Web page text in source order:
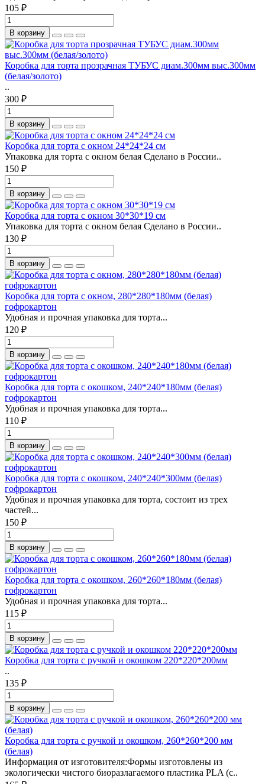
105 ₽
В корзину
Коробка для торта прозрачная ТУБУС диам.300мм выс.300мм
(белая/золото)
..
300 ₽
В корзину
Коробка для торта с окном 24*24*24 cм
Упаковка для торта с окном белая Сделано в России..
150 ₽
В корзину
Коробка для торта с окном 30*30*19 cм
Упаковка для торта с окном белая Сделано в России..
130 ₽
В корзину
Коробка для торта с окном, 280*280*180мм (белая)
гофрокартон
Удобная и прочная упаковка для торта...
120 ₽
В корзину
Коробка для торта с окошком, 240*240*180мм (белая)
гофрокартон
Удобная и прочная упаковка для торта...
110 ₽
В корзину
Коробка для торта с окошком, 240*240*300мм (белая)
гофрокартон
Удобная и прочная упаковка для торта, состоит из трех
частей...
150 ₽
В корзину
Коробка для торта с окошком, 260*260*180мм (белая)
гофрокартон
Удобная и прочная упаковка для торта...
115 ₽
В корзину
Коробка для торта с ручкой и окошком 220*220*200мм
..
135 ₽
В корзину
Коробка для торта с ручкой и окошком, 260*260*200 мм
(белая)
Информация от изготовителя:Формы изготовлены из
экологически чистого биоразлагаемого пластика PLA (с..